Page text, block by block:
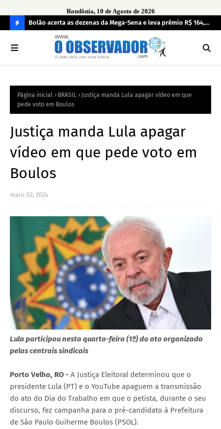
Rondônia, 10 de Agosto de 2026
O
R
Bolão acerta as dezenas da Mega-Sena e leva prêmio R$ 164,9
Página inicial BRASIL
Justiça manda Lula apagar vídeo em que
pede voto em Boulos
Justiça manda Lula apagar
vídeo em que pede voto em
Boulos
maio 02, 2024
Lula participou nesta quarta-feira (1º) do ato organizado
pelas centrais sindicais
Porto Velho, RO - A Justiça Eleitoral determinou que o
presidente Lula (PT) e o YouTube apaguem a transmissão
do ato do Dia do Trabalho em que o petista, durante o seu
discurso, fez campanha para o pré-candidato à Prefeitura
de São Paulo Guiherme Boulos (PSOL).